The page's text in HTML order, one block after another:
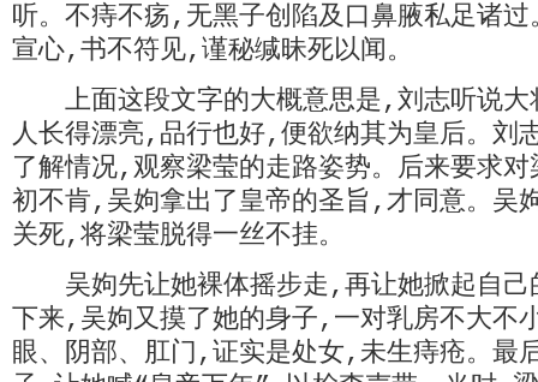
听。不痔不疡,无黑子创陷及口鼻腋私足诸
宣心,书不符见,谨秘缄昧死以闻。
上面这段文字的大概意思是,刘志听说大
人长得漂亮,品行也好,便欲纳其为皇后。刘
了解情况,观察梁莹的走路姿势。后来要求
初不肯,吴姁拿出了皇帝的圣旨,才同意。吴
关死,将梁莹脱得一丝不挂。
吴姁先让她裸体摇步走,再让她掀起自己
下来,吴姁又摸了她的身子,一对乳房不大不
眼、阴部、肛门,证实是处女,未生痔疮。最